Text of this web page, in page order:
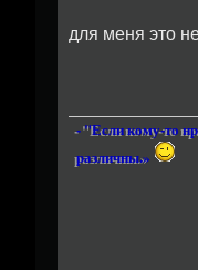
для меня это
- "Если кому-то
различны.»